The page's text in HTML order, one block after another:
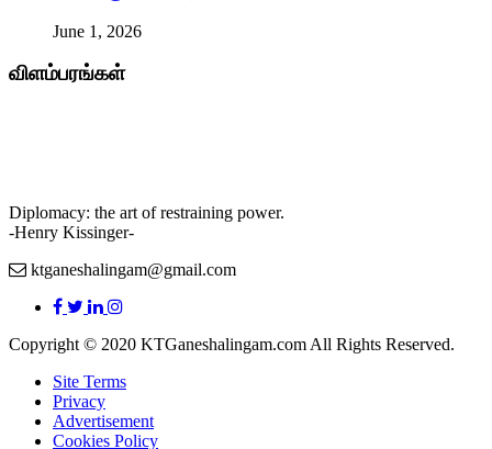
June 1, 2026
விளம்பரங்கள்
Diplomacy: the art of restraining power.
-Henry Kissinger-
ktganeshalingam@gmail.com
Copyright © 2020 KTGaneshalingam.com All Rights Reserved.
Site Terms
Privacy
Advertisement
Cookies Policy